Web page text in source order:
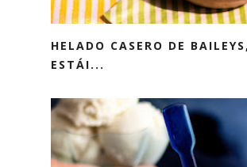
HELADO CASERO DE
ESTÁI...